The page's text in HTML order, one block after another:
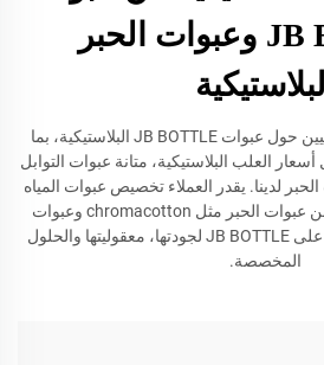
JB BOTTLE وعبوات الحبر
البلاستيكية
اقرأ تعليقات العملاء الحقيقيين حول عبوات JB BOTTLE البلاستيكية، بما
العلب البلاستيكية، متانة عبوات التوابل
لدينا. يقدر العملاء تخصيص عبوات المياه
لدينا والمجموعة الواسعة من عبوات الحبر مثل chromacotton وعبوات
الحبر الكحولي. يتم الاعتماد على JB BOTTLE لجودتها، معقوليتها والحلول
المخصصة.